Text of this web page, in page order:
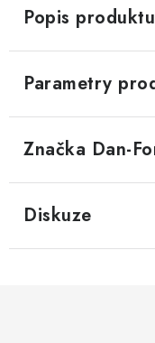
Popis produktu
Parametry
Značka Dan-
Diskuze